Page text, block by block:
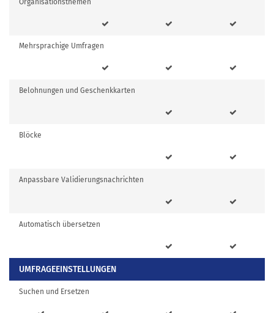
Organisationsthemen
Mehrsprachige Umfragen
Belohnungen und Geschenkkarten
Blöcke
Anpassbare Validierungsnachrichten
Automatisch übersetzen
UMFRAGEEINSTELLUNGEN
Suchen und Ersetzen